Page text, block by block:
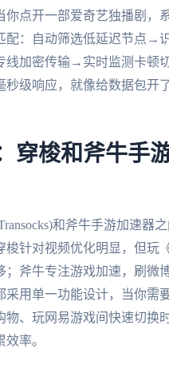
你点开一部爱奇艺独播剧，
配：自动筛选低延迟节点→
加密传输→实时监测卡顿
秒级响应，就像给数据包开
穿梭和斧牛手
和斧牛手游加速器之
梭针对视频优化明显，但玩
；斧牛专注游戏加速，刷微
采用单一功能设计，当你需
物、玩网易游戏间快速切换
率。